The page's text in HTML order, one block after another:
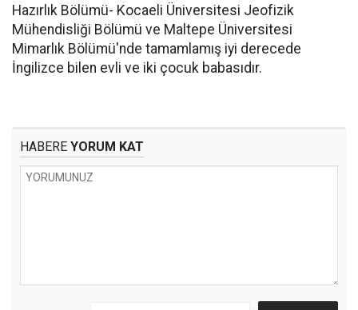
Hazırlık Bölümü- Kocaeli Üniversitesi Jeofizik
Mühendisliği Bölümü ve Maltepe Üniversitesi
Mimarlık Bölümü'nde tamamlamış iyi derecede
İngilizce bilen evli ve iki çocuk babasıdır.
HABERE YORUM KAT